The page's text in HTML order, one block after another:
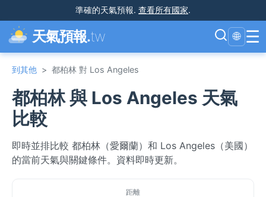
準確的天氣預報. 查看所有國家.
天氣預報.tw 🌐 ☰
到其他 > 都柏林 對 Los Angeles
都柏林 與 Los Angeles 天氣
比較
即時並排比較 都柏林（愛爾蘭）和 Los Angeles（美國）
的當前天氣與關鍵條件。資料即時更新。
距離